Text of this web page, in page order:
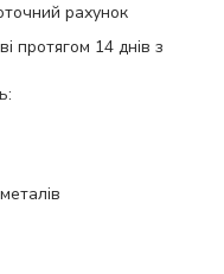
рахунок
протягом 14 днів з